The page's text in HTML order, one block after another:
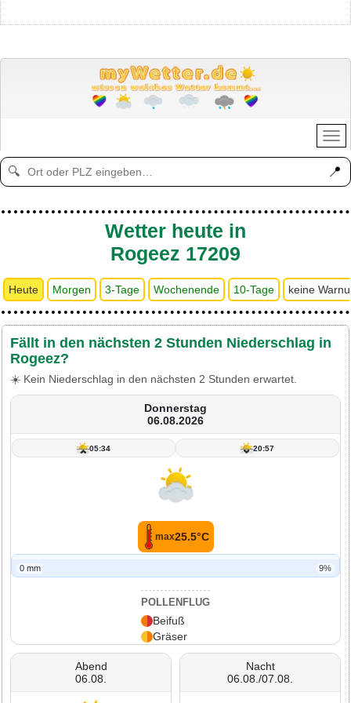
🔍 📍
Wetter heute in
Rogeez 17209
Heute Morgen 3-Tage Wochenende 10-Tage keine
Fällt in den nächsten 2 Stunden Niederschlag in
Rogeez?
☀️ Kein Niederschlag in den nächsten 2 Stunden erwartet.
Donnerstag
06.08.2026
05:34 20:57
max25.5°C
0 mm 9%
POLLENFLUG
Beifuß
Gräser
Abend
06.08.
Nacht
06.08./07.08.